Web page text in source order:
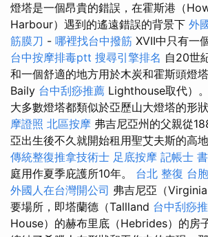
燈塔是一個昂貴的錯誤，在霍斯港（
Harbour）遇到的遙遠錯誤的背景下 外
筋膜刀 - 哪裡找台中撥筋 XVII中只有一
台中按摩排毒ptt 搜尋引擎排名 自20世
和一個舒適的地方用於木炭和霍斯頭燈
Baily 台中刮痧推薦 Lighthouse取代）
大多數燈塔都類似於亞歷山大燈塔的形
摩證照 北區按摩 弗吉尼亞州的父親從
亞出生後不久就開始租用聖艾夫斯的高
傳統整復推拿技術士 足底按摩 記帳士
庭用作夏季庇護所10年。 台北 整復 台
外國人在台灣開公司 弗吉尼亞（
要場所，即塔蘭德（Tallland 台中刮痧
House）的赫布里底（Hebrides）的房